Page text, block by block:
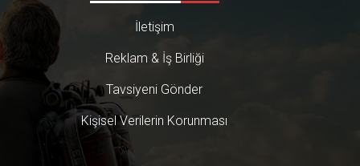
İletişim
Reklam & İş Birliği
Tavsiyeni Gönder
Kişisel Verilerin Korunması